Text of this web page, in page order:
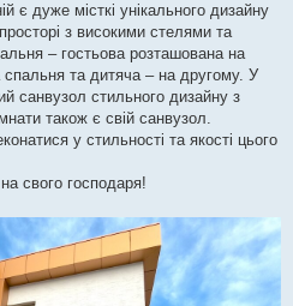
є дуже місткі унікального дизайну
з високими стелями та
– гостьова розташована на
та дитяча – на другому. У
санвузол стильного дизайну з
також є свій санвузол.
у стильності та якості цього
свого господаря!